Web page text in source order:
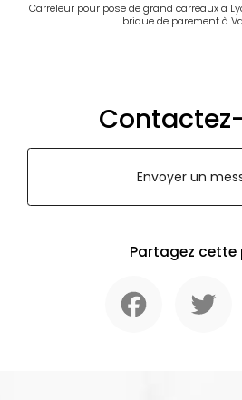
Carreleur pour pose de grand carreaux a
brique de parement à
Envoyer un
Partagez cette